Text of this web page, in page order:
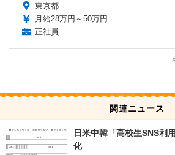
東京都
月給28万円～50万円
正社員
関連ニュース
日米中韓「高校生SNS利
化